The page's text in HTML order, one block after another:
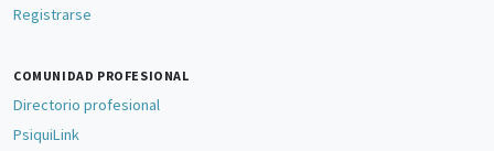
Registrarse
COMUNIDAD PROFESIONAL
Directorio profesional
PsiquiLink